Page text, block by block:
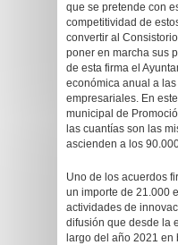
que se pretende con
competitividad de
convertir al
poner en marcha sus
de esta firma el
económica anual a
empresariales. En
municipal de
las cuantías son las
ascienden a los
Uno de los acuerdos
un importe de 21.000
actividades de
difusión que desde la
largo del año 2021 en